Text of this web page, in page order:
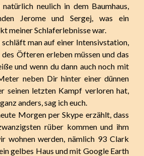
natürlich neulich in dem Baumhaus,
Jerome und Sergej, was ein
meiner Schlaferlebnisse war.
man auf einer Intensivstation,
Öfteren erleben müssen und das
und wenn du dann auch noch mit
neben Dir hinter einer dünnen
seinen letzten Kampf verloren hat,
anders, sag ich euch.
Morgen per Skype erzählt, dass
rüber kommen und ihm
wohnen werden, nämlich 93 Clark
gelbes Haus und mit Google Earth